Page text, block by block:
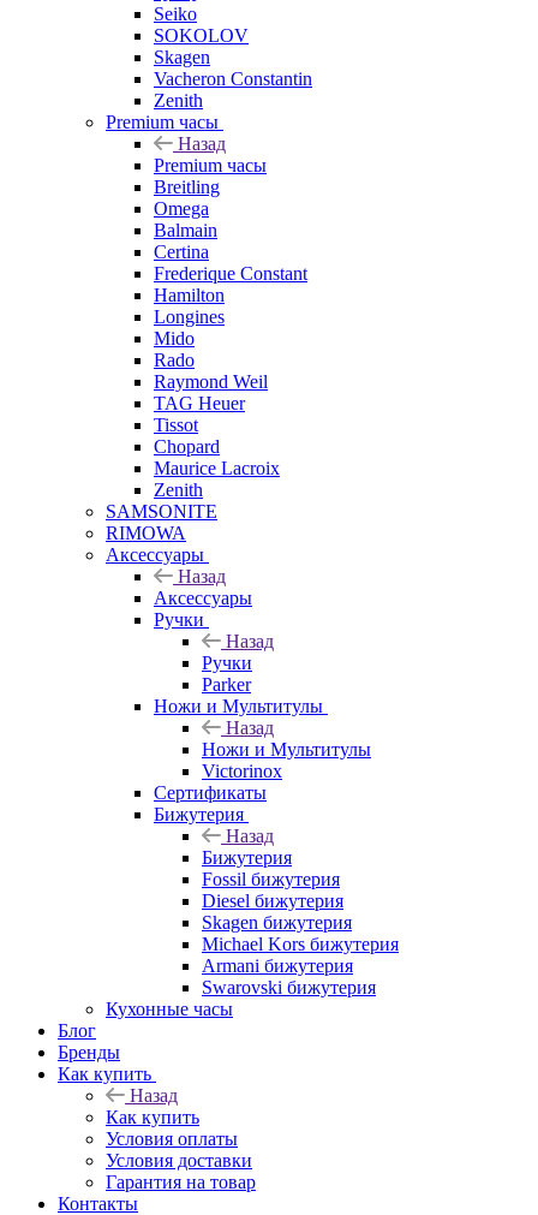
Seiko
SOKOLOV
Skagen
Vacheron Constantin
Zenith
Premium часы
Назад
Premium часы
Breitling
Omega
Balmain
Certina
Frederique Constant
Hamilton
Longines
Mido
Rado
Raymond Weil
TAG Heuer
Tissot
Chopard
Maurice Lacroix
Zenith
SAMSONITE
RIMOWA
Аксессуары
Назад
Аксессуары
Ручки
Назад
Ручки
Parker
Ножи и Мультитулы
Назад
Ножи и Мультитулы
Victorinox
Сертификаты
Бижутерия
Назад
Бижутерия
Fossil бижутерия
Diesel бижутерия
Skagen бижутерия
Michael Kors бижутерия
Armani бижутерия
Swarovski бижутерия
Кухонные часы
Блог
Бренды
Как купить
Назад
Как купить
Условия оплаты
Условия доставки
Гарантия на товар
Контакты